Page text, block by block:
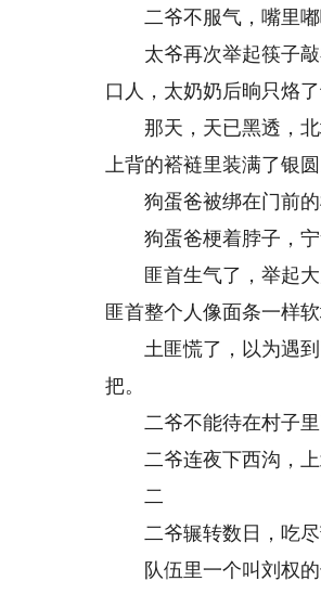
二爷不服气，嘴里嘟
太爷再次举起筷子敲
口人，太奶奶后晌只烙了
那天，天已黑透，北
上背的褡裢里装满了银圆
狗蛋爸被绑在门前的
狗蛋爸梗着脖子，宁
匪首生气了，举起大
匪首整个人像面条一样软
土匪慌了，以为遇到
把。
二爷不能待在村子里
二爷连夜下西沟，上
二
二爷辗转数日，吃尽
队伍里一个叫刘权的